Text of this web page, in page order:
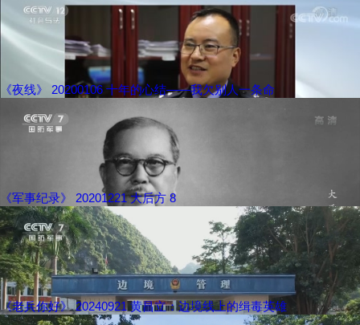
《夜线》 20200106 十年的心结——我欠别人一条命
《军事纪录》 20201221 大后方 8
《老兵你好》 20240921 黄昌立：边境线上的缉毒英雄